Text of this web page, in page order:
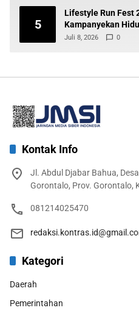
5
Lifestyle Run Fest
Kampanyekan
Juli 8, 2026 0
Kontak Info
Jl. Abdul Djabar Bahua,
Gorontalo, Prov. Gorontalo,
081214025470
Kategori
Daerah
Pemerintahan